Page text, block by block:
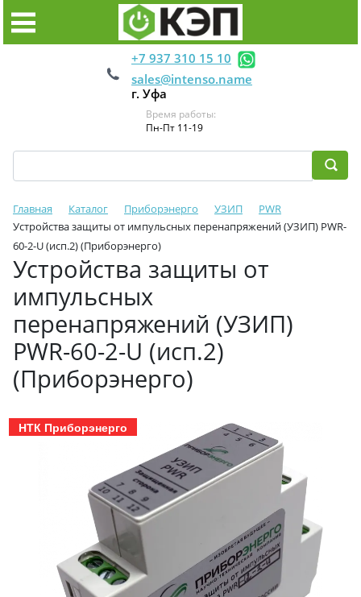
+7 937 310 15 10
sales@intenso.name
г. Уфа
Время работы:
Пн-Пт 11-19
Главная Каталог Приборэнерго УЗИП
PWR
Устройства защиты от импульсных перенапряжений (УЗИП) PWR-
60-2-U (исп.2) (Приборэнерго)
Устройства защиты от
импульсных
перенапряжений (УЗИП)
PWR-60-2-U (исп.2)
(Приборэнерго)
НТК Приборэнерго